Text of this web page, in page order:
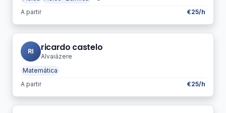
A partir
€25/h
RI ricardo castelo
Alvaiázere
Matemática
A partir
€25/h